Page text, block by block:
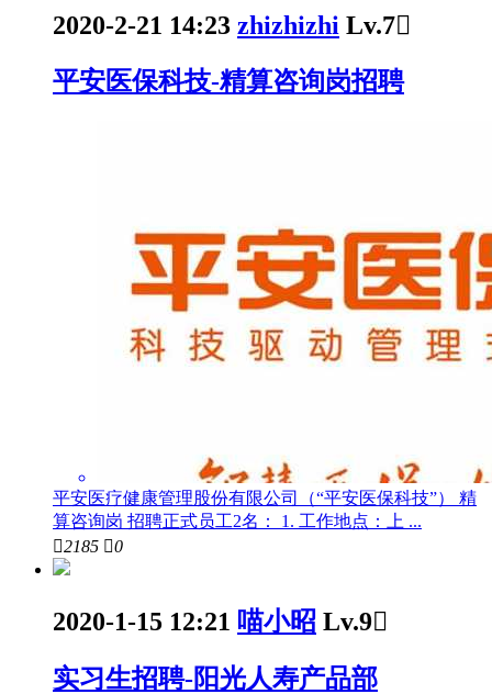
2020-2-21 14:23 zhizhizhi Lv.7
平安医保科技-精算咨询岗招聘
平安医疗健康管理股份有限公司（“平安医保科技”） 精
算咨询岗 招聘正式员工2名： 1. 工作地点：上 ...
2185 0
2020-1-15 12:21 喵小昭 Lv.9
实习生招聘-阳光人寿产品部